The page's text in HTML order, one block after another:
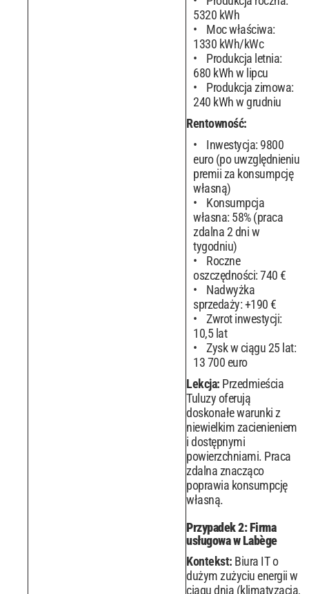
5320 kWh
Moc właściwa:
1330 kWh/kWc
Produkcja letnia:
680 kWh w lipcu
Produkcja zimowa:
240 kWh w grudniu
Rentowność:
Inwestycja: 9800
euro (po uwzględnieniu
premii za konsumpcję
własną)
Konsumpcja
własna: 58% (praca
zdalna 2 dni w
tygodniu)
Roczne
oszczędności: 740 €
Nadwyżka
sprzedaży: +190 €
Zwrot inwestycji:
10,5 lat
Zysk w ciągu 25 lat:
13 700 euro
Lekcja: Przedmieścia
Tuluzy oferują
doskonałe warunki z
niewielkim zacienieniem
i dostępnymi
powierzchniami. Praca
zdalna znacząco
poprawia konsumpcję
własną.
Przypadek 2: Firma
usługowa w Labège
Kontekst: Biura IT o
dużym zużyciu energii w
ciągu dnia (klimatyzacja,